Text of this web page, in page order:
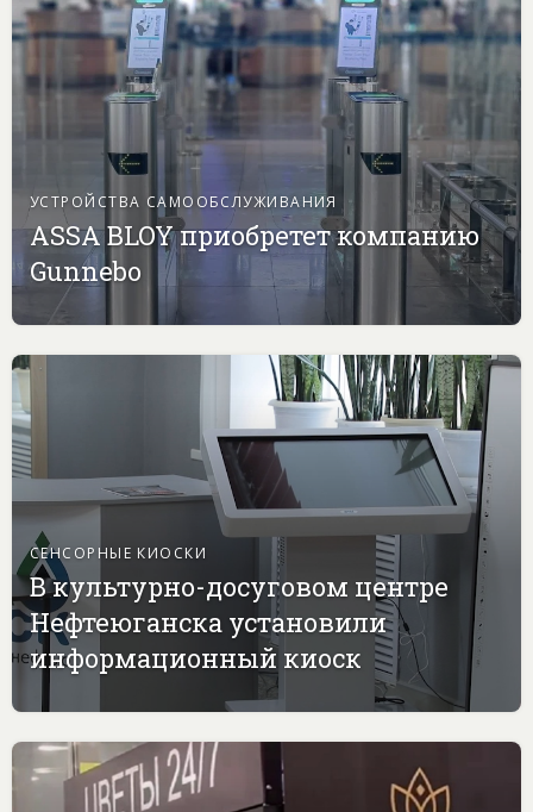
УСТРОЙСТВА САМООБСЛУЖИВАНИЯ
ASSA BLOY приобретет компанию
Gunnebo
СЕНСОРНЫЕ КИОСКИ
В культурно-досуговом центре
Нефтеюганска установили
информационный киоск